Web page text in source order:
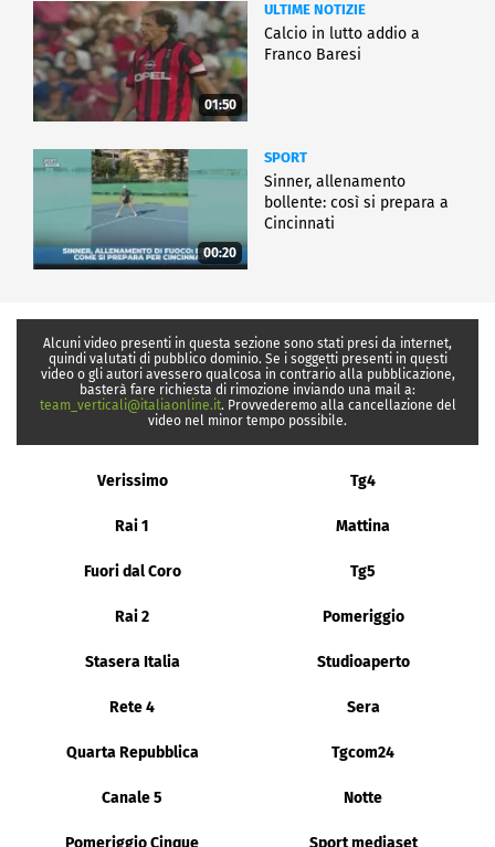
01:50
ULTIME NOTIZIE
Calcio in lutto addio a
Franco Baresi
00:20
SPORT
Sinner, allenamento
bollente: così si prepara a
Cincinnati
Alcuni video presenti in questa sezione sono stati presi da internet,
quindi valutati di pubblico dominio. Se i soggetti presenti in questi
video o gli autori avessero qualcosa in contrario alla pubblicazione,
basterà fare richiesta di rimozione inviando una mail a:
team_verticali@italiaonline.it. Provvederemo alla cancellazione del
video nel minor tempo possibile.
Verissimo Tg4
Rai 1 Mattina
Fuori dal Coro Tg5
Rai 2 Pomeriggio
Stasera Italia Studioaperto
Rete 4 Sera
Quarta Repubblica Tgcom24
Canale 5 Notte